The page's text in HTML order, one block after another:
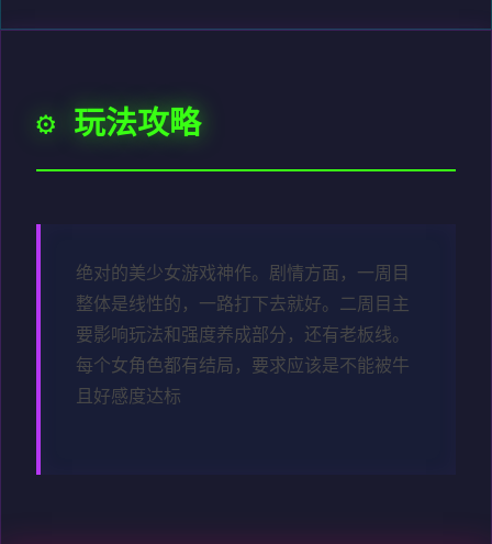
⚙️ 玩法攻略
绝对的美少女游戏神作。剧情方面，一周目
整体是线性的，一路打下去就好。二周目主
要影响玩法和强度养成部分，还有老板线。
每个女角色都有结局，要求应该是不能被牛
且好感度达标